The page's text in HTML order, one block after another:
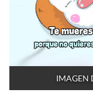
IMAGEN